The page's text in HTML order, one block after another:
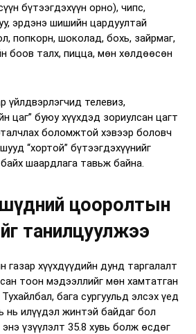
бүтээгдэхүүн орно), чипс,
эрдэнэ шишийн цардуултай
попкорн, шоколад, бохь, зайрмаг,
боов талх, пицца, мөн хөлдөөсөн
үйлдвэрлэгчид телевиз,
цаг” буюу хүүхдэд зориулсан цагт
боломжтой хэвээр боловч
“хортой” бүтээгдэхүүнийг
байх шаардлага тавьж байна.
цооролтын
танилцуулжээ
газар хүүхдүүдийн дунд таргалалт
тоон мэдээллийг мөн хамтатган
бага сургуульд элсэх үед
нь илүүдэл жинтэй байдаг бол
энэ үзүүлэлт 35.8 хувь болж өсдөг